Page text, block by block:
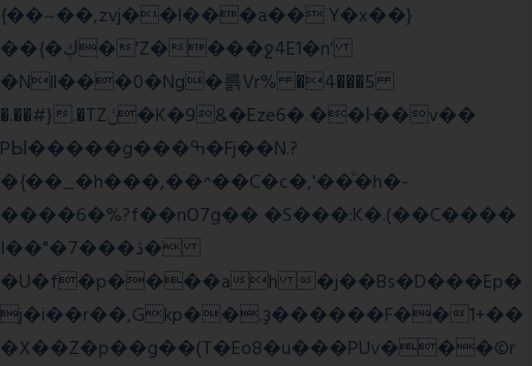
{��~��,zvj��l���a�� Y�x��}
��{�ڮ�'Z����ջ4E1�n'
�Nll���0�Ng�륽Vr% �4���5
�.��#}.�TZݩ�K�9&�Eze6�.��ŀ��v��
PЫ�����g���ߒ�Fj��N.?
�{��_�h���,��^��C�c�,'��ͦ�h�-
����6�%?f��nO7 g�� �S���:K�.(��C����
I��"�7 ���ڎ�
�U�f�p����ah �j��Bs�D���Ep�
j�i��r��,Gkp��.ҙ������F��1+��
�X��Z�p��g��(T�Eo8�u���PUv���©r